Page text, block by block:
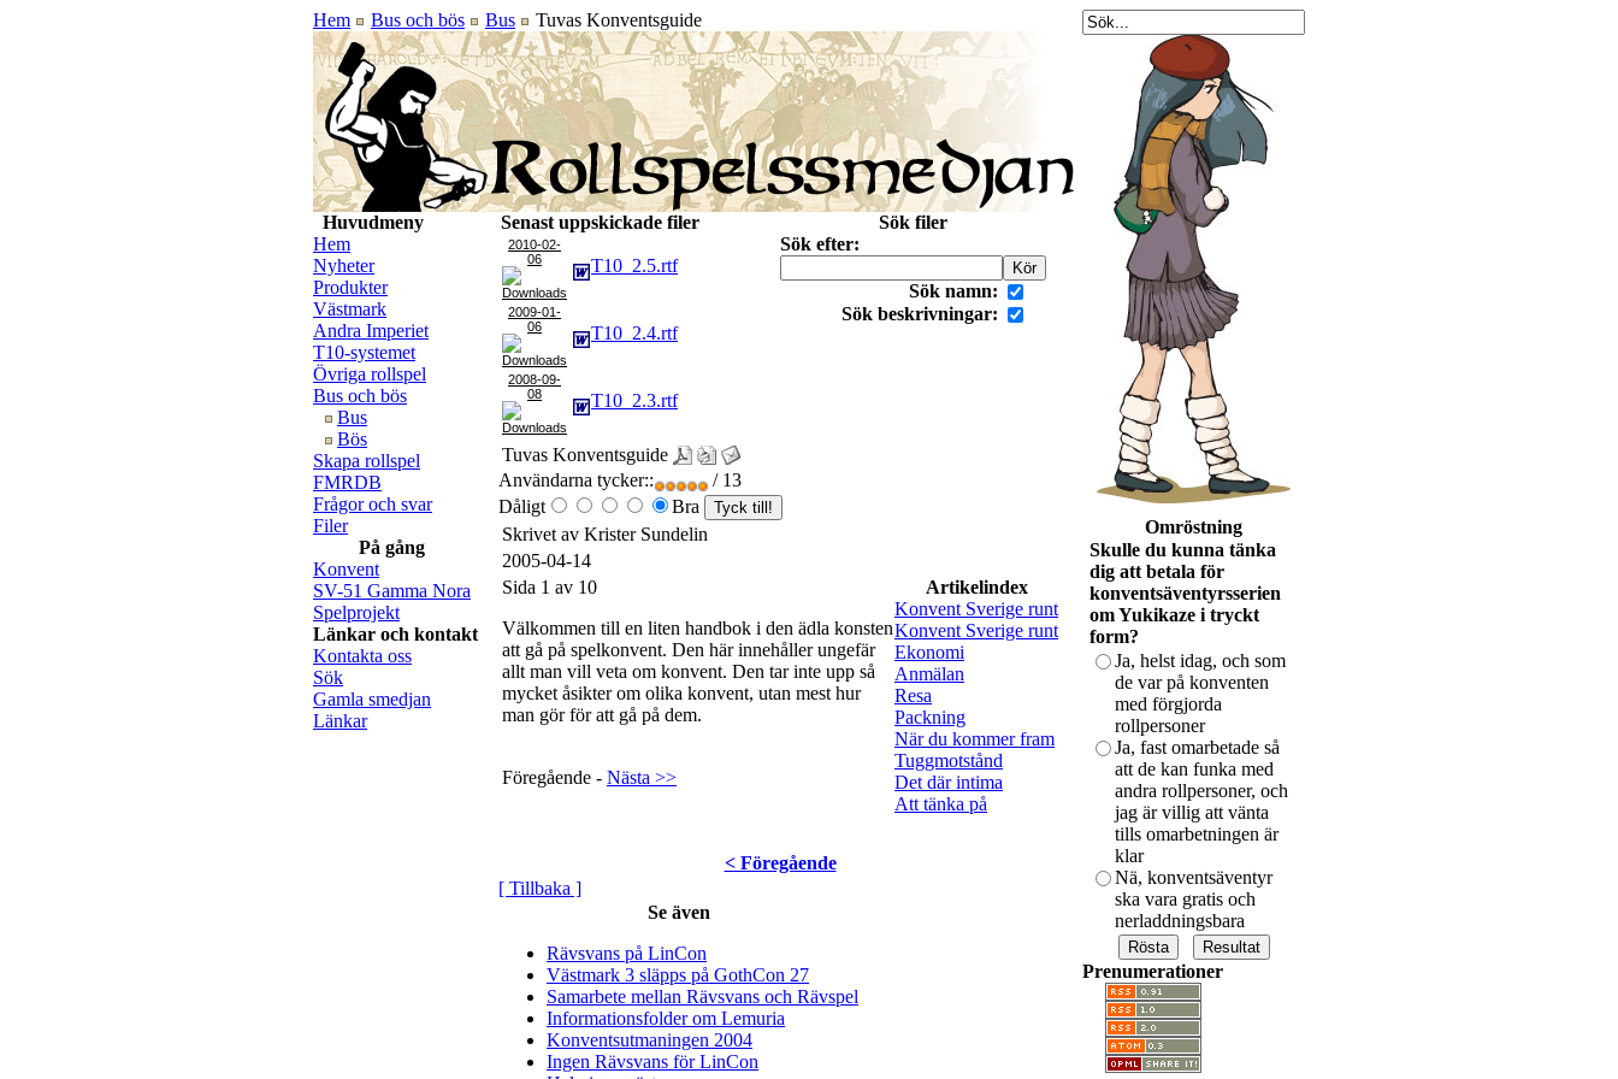
Hem Bus och bös Bus Tuvas Konventsguide
Huvudmeny
Hem
Nyheter
Produkter
Västmark
Andra Imperiet
T10-systemet
Övriga rollspel
Bus och bös
Bus
Bös
Skapa rollspel
FMRDB
Frågor och svar
Filer
På gång
Konvent
SV-51 Gamma Nora
Spelprojekt
Länkar och kontakt
Kontakta oss
Sök
Gamla smedjan
Länkar
Senast uppskickade filer
2010-02-
06
T10_2.5.rtf
2009-01-
06
T10_2.4.rtf
2008-09-
08
T10_2.3.rtf
Sök filer
Sök efter:
Sök namn:
Sök beskrivningar:
Tuvas Konventsguide
Användarna tycker::
/ 13
Dåligt
Bra
Skrivet av Krister Sundelin
2005-04-14
Artikelindex
Konvent Sverige runt
Konvent Sverige runt
Ekonomi
Anmälan
Resa
Packning
När du kommer fram
Tuggmotstånd
Det där intima
Att tänka på
Sida 1 av 10
Välkommen till en liten handbok i den ädla konsten
att gå på spelkonvent. Den här innehåller ungefär
allt man vill veta om konvent. Den tar inte upp så
mycket åsikter om olika konvent, utan mest hur
man gör för att gå på dem.
Föregående - Nästa >>
< Föregående
[ Tillbaka ]
Se även
Rävsvans på LinCon
Västmark 3 släpps på GothCon 27
Samarbete mellan Rävsvans och Rävspel
Informationsfolder om Lemuria
Konventsutmaningen 2004
Ingen Rävsvans för LinCon
Omröstning
Skulle du kunna tänka
dig att betala för
konventsäventyrsserien
om Yukikaze i tryckt
form?
Ja, helst idag, och som
de var på konventen
med förgjorda
rollpersoner
Ja, fast omarbetade så
att de kan funka med
andra rollpersoner, och
jag är villig att vänta
tills omarbetningen är
klar
Nä, konventsäventyr
ska vara gratis och
nerladdningsbara
Prenumerationer